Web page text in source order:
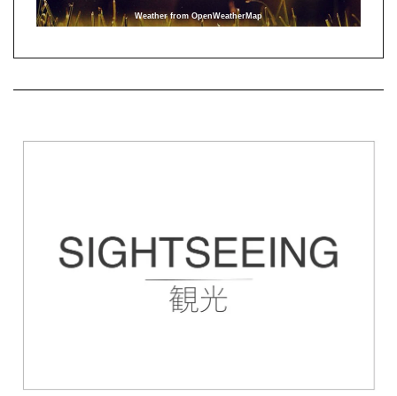
Weather from OpenWeatherMap